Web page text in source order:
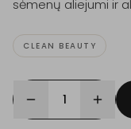
sėmenų aliejumi ir
CLEAN BEAUTY
1